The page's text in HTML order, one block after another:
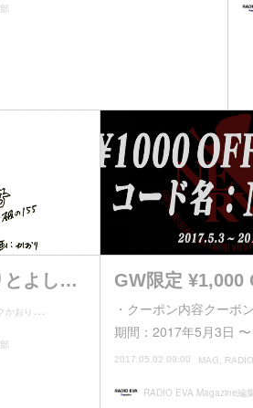
とよし…
りとよし子
GW限定
・クーポン内容クーポ
期間：2017年5月3日
2017.05.02 09:00 MAG RADIO
RADIO EVA Magazine編